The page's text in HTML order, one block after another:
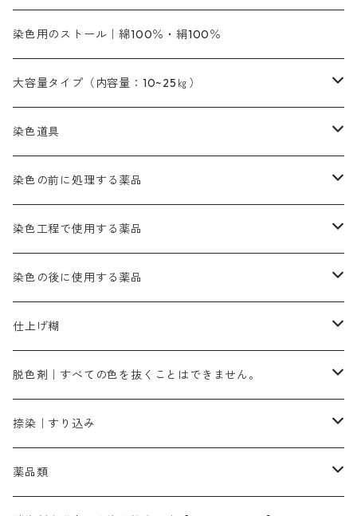
緑色系
茶色系
染料一覧ー100g入り
染料一覧ー500g入り
緑色系
茶色系
灰色系
黒色系
1kg
茶色｜20g入りのみ公開
灰色｜20g入りのみ公開
黒色
エロー ＭＧＲ｜明るい緑みの黄色
オレンヂMG｜黄みの橙色
オレンヂMGD（定番の色合い）
赤色系
レットMFB｜赤色（定番の色合い）
レットMG｜黄みの朱色
ピンクMB｜ピンク色
ローズMB｜鮮やかなピンク色）
青色系
ネビーブルーMB（定番の色合い）
ブルーMB（定番の色合い）
スカイブルーMG｜緑みの空色
ターキスブルーHNG｜緑みの空色
紫色系
バイオレットMFB
緑色系
ダークグリンMG（定番の色合い）
グリーンMB｜緑色
茶色系
ダークブロンMFB｜こげ茶色
ブロンHNR｜こげ茶色
黒色系
ブラックMK（赤みの黒色）
ブラックMG（青みの黒色）
白色系（定番の色合い）
ネオホワイトR
群青
黒色｜在庫処分特価
緑色｜在庫処分特価
茶色｜在庫処分特価
カッチ｜茶系
霧島産・晩秋茶｜黄金色（赤みの黄色）｜準備中
アルミ媒染剤
鉄媒染剤
ソーダ灰｜アルカリ性のPH調整剤
藍染
ぶどう糖
ハイドロサルファイトコンク
染色用途のハンカチ・バンダナ
45cm×45cm（ハンカチ）｜端の始末も綿糸｜タグなし
54cm×54cm（バンダナ）｜端の始末も綿糸｜タグなし
ビスマークブロンB｜赤茶色
塩基性エロ―｜液体タイプ
ローダミンB｜赤紫色｜マゼンダ色
オリジナル染料｜スス竹色｜ミキセットファストブロンGR
インディゴピュア
アルカリ剤
ハイドロサルファイトコンク
酸性剤
45cm×45cm（ハンカチ）｜端の始末も綿糸｜タグなし
54cm×54cm（バンダナ）｜端の始末も綿糸｜タグなし
染色用のストール｜綿100％・絹100％
大容量タイプ（内容量：10~25㎏）
芒硝｜綿の染色時の吸収促進剤
ソーダ灰｜アルカリ性のPH調整剤
硫酸第一鉄｜鉄媒染剤
染色道具
刷毛
摺込み刷毛（スリコミハケ）ー夏毛（硬いタイプ）
摺込み刷毛（スリコミハケ）ー冬毛（柔らかいタイプ）
片羽刷毛
ローケツ筆
ローケツ用筆｜1本～販売
ローケツ用筆ー10%off｜20本セットお取り寄せ品
洋型紙（9番手｜中薄口、10番手｜中厚口）
有償サンプル品｜約20cm×27cm
洋型紙9番手｜中薄口｜約54cm×110cm
張木｜入荷待ち
伸子
型洗いブラシ
染色の前に処理する薬品
精練剤｜汚れ落とし剤｜針状マルセル石鹸
糊落とし剤｜ソルベンCA
濃染処理剤｜ソルバックスPS－900
染色工程で使用する薬品
染料の吸収促進剤
酢酸｜絹・羊毛・ナイロンに使用する
芒硝｜綿・麻の染色に使用する。
染料のムラ染め抑制剤（均染剤）
アゾリン200％｜綿・麻・絹・羊毛・ナイロンの染色
レオニールEHC｜反応染料用
染料の浸透剤
ソルバライトS-70｜各種繊維の浸し染めに使用可能
染料の定着向上剤
ライトフィックスAコンク｜綿・麻もしくは直接染料で染めた素材
アルカリ剤｜反応染料用
染色の後に使用する薬品
ソーピング剤｜未定着の染料を除去すること
ネオポールB－300｜反応染料のソーピング剤
仕上げ剤｜柔軟・平滑剤
白場汚染防止剤
仕上げ糊
カルボキシメチルセルロース（CMC）
海藻系
たんぱく質系
脱色剤｜すべての色を抜くことはできません。
脱色剤
全体脱色｜ハイドロサルファイトコンク
脱色助剤｜浸透・複色抑制剤
捺染｜すり込み
染料溶解剤｜染料の均一な浸透・吸着を補助する
薬品類